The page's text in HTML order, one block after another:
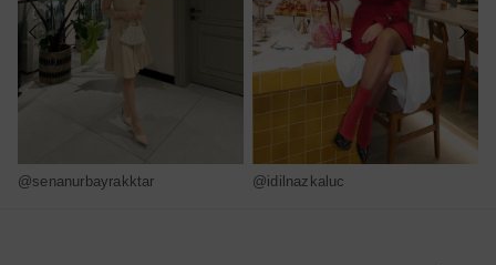
@senanurbayrakktar @idilnazkaluc